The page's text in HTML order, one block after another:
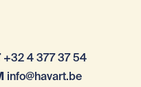
+32 4 377 37 54
info@havart.be